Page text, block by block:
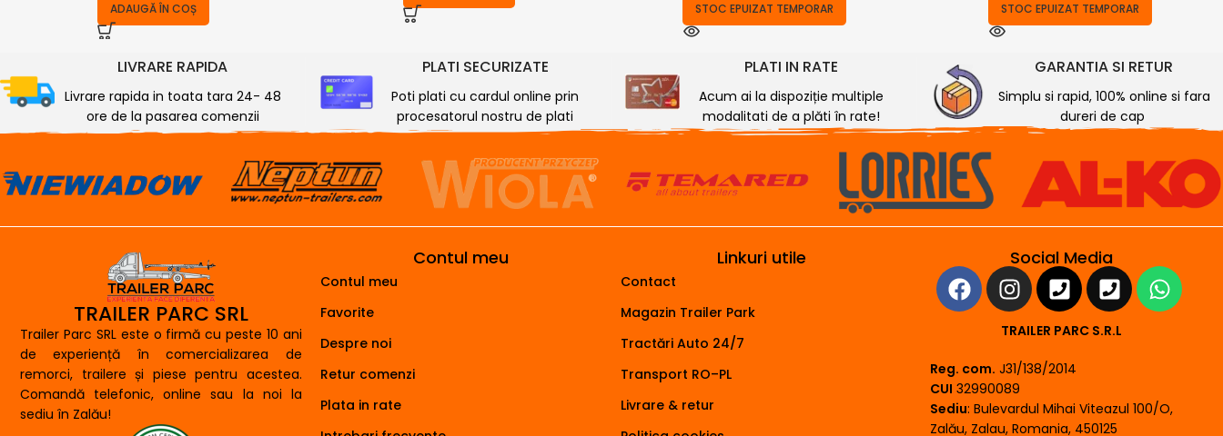
ADAUGĂ ÎN COȘ STOC EPUIZAT TEMPORAR STOC EPUIZAT TEMPORAR
LIVRARE RAPIDA
Livrare rapida in toata tara 24- 48
ore de la pasarea comenzii
PLATI SECURIZATE
Poti plati cu cardul online prin
procesatorul nostru de plati
PLATI IN RATE
Acum ai la dispoziție multiple
modalitati de a plăti în rate!
GARANTIA SI RETUR
Simplu si rapid, 100% online si fara
dureri de cap
TRAILER PARC SRL
Trailer Parc SRL este o firmă cu peste 10 ani
de experiență în comercializarea de
remorci, trailere și piese pentru acestea.
Comandă telefonic, online sau la noi la
sediu în Zalău!
Contul meu
Contul meu
Favorite
Despre noi
Retur comenzi
Plata in rate
Linkuri utile
Contact
Magazin Trailer Park
Tractări Auto 24/7
Transport RO–PL
Livrare & retur
Social Media
TRAILER PARC S.R.L
Reg. com. J31/138/2014
CUI 32990089
Sediu: Bulevardul Mihai Viteazul 100/O,
Zalău, Zalau, Romania, 450125